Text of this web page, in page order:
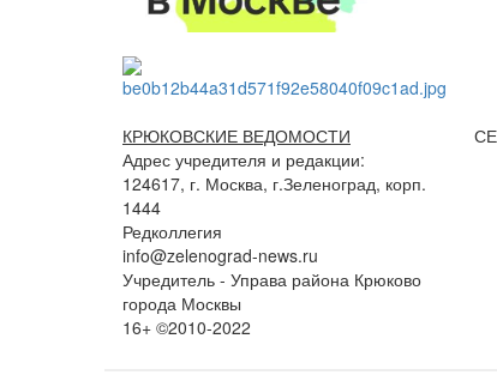
КРЮКОВСКИЕ ВЕДОМОСТИ
Адрес учредителя и редакции:
124617, г. Москва, г.Зеленоград, корп.
1444
Редколлегия
info@zelenograd-news.ru
Учредитель - Управа района Крюково
города Москвы
16+ ©2010-2022